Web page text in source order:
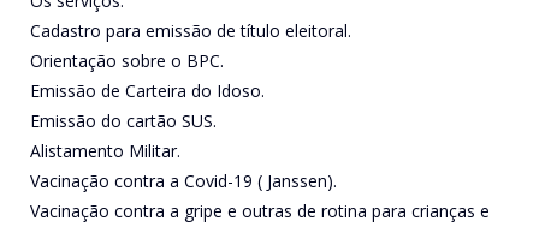
Cadastro para emissão de título eleitoral.
Orientação sobre o BPC.
Emissão de Carteira do Idoso.
Emissão do cartão SUS.
Alistamento Militar.
Vacinação contra a Covid-19 ( Janssen).
Vacinação contra a gripe e outras de rotina para crianças e